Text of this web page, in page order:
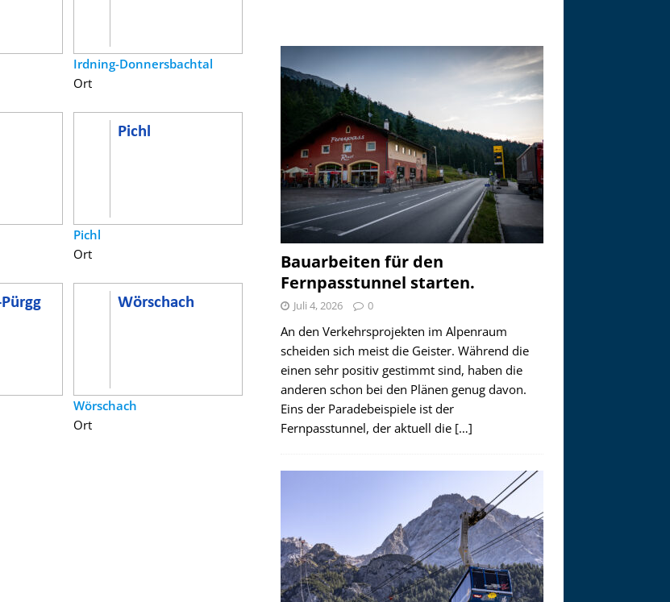
Irdning-Donnersbachtal
Ort
Pichl
Ort
Wörschach
Ort
Bauarbeiten für den
Fernpasstunnel starten.
Juli 4, 2026 0
An den Verkehrsprojekten im Alpenraum
scheiden sich meist die Geister. Während die
einen sehr positiv gestimmt sind, haben die
anderen schon bei den Plänen genug davon.
Eins der Paradebeispiele ist der
Fernpasstunnel, der aktuell die […]